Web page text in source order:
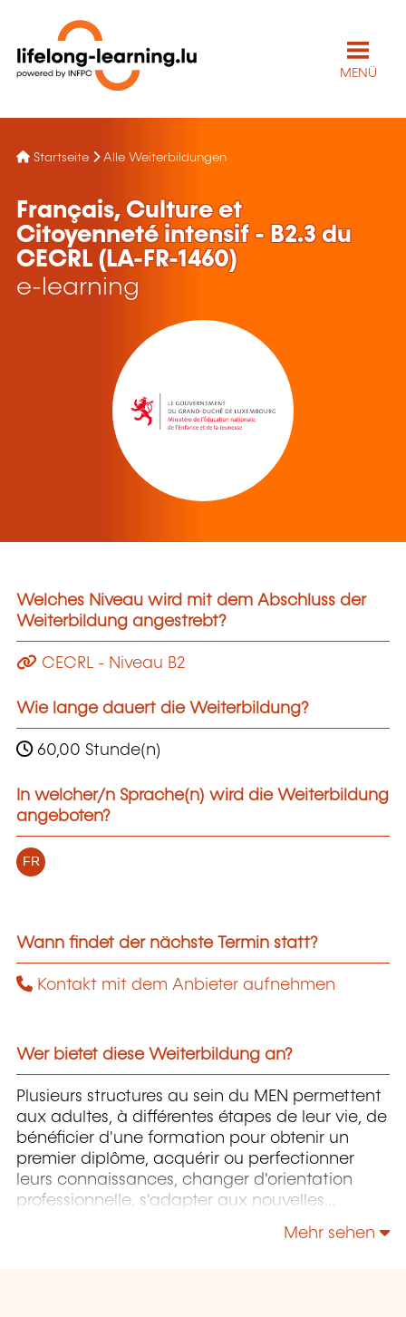
MENÜ
Startseite Alle Weiterbildungen
Français, Culture et
Citoyenneté intensif - B2.3 du
CECRL (LA-FR-1460)
e-learning
Welches Niveau wird mit dem Abschluss der
Weiterbildung angestrebt?
CECRL - Niveau B2
Wie lange dauert die Weiterbildung?
60,00 Stunde(n)
In welcher/n Sprache(n) wird die Weiterbildung
angeboten?
FR
Wann findet der nächste Termin statt?
Kontakt mit dem Anbieter aufnehmen
Wer bietet diese Weiterbildung an?
Plusieurs structures au sein du MEN permettent
aux adultes, à différentes étapes de leur vie, de
bénéficier d'une formation pour obtenir un
premier diplôme, acquérir ou perfectionner
leurs connaissances, changer d'orientation
professionnelle, s'adapter aux nouvelles
technologies, enrichir leur culture personnelle...
Mehr sehen